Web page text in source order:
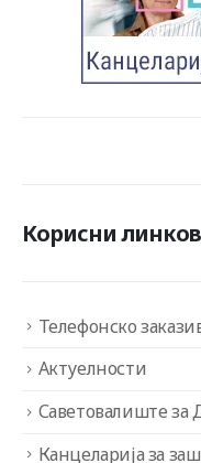
Корисни
Телефонско
Актуелности
Саветовалиште за
Канцеларија за